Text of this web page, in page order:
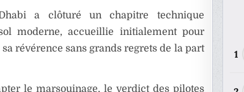
a clôturé un chapitre technique
moderne, accueillie initialement pour
révérence sans grands regrets de la part
le marsouinage, le verdict des pilotes
1